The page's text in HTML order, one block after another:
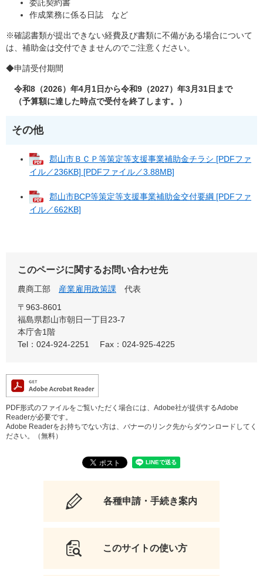
委託契約書
作成業務に係る日誌 など
※確認書類が提出できない経費及び書類に不備がある場合について
は、補助金は交付できませんのでご注意ください。
◆申請受付期間
令和8（2026）年4月1日から令和9（2027）年3月31日まで
（予算額に達した時点で受付を終了します。）
その他
郡山市ＢＣＰ等策定等支援事業補助金チラシ [PDFファ
イル／236KB] [PDFファイル／3.88MB]
郡山市BCP等策定等支援事業補助金交付要綱 [PDFファ
イル／662KB]
このページに関するお問い合わせ先
農商工部 産業雇用政策課
代表
〒963-8601
福島県郡山市朝日一丁目23-7
本庁舎1階
Tel：024-924-2251
Fax：024-925-4225
PDF形式のファイルをご覧いただく場合には、Adobe社が提供するAdobe
Readerが必要です。
Adobe Readerをお持ちでない方は、バナーのリンク先からダウンロードしてく
ださい。（無料）
各種申請・手続き案内
このサイトの使い方